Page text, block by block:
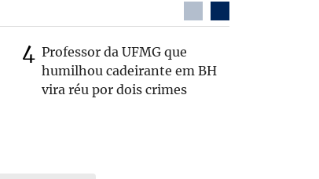
Professor da UFMG que
humilhou cadeirante em BH
vira réu por dois crimes